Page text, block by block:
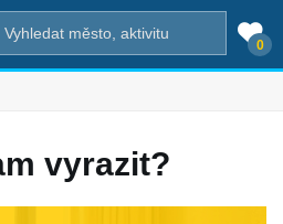
0
vyrazit?